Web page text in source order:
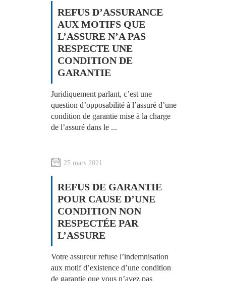
REFUS D’ASSURANCE
AUX MOTIFS QUE
L’ASSURE N’A PAS
RESPECTE UNE
CONDITION DE
GARANTIE
Juridiquement parlant, c’est une
question d’opposabilité à l’assuré d’une
condition de garantie mise à la charge
de l’assuré dans le ...
25 mars 2021
REFUS DE GARANTIE
POUR CAUSE D’UNE
CONDITION NON
RESPECTÉE PAR
L’ASSURE
Votre assureur refuse l’indemnisation
aux motif d’existence d’une condition
de garantie que vous n’avez pas